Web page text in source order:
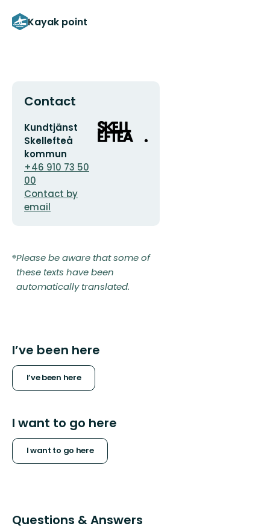
Kayak point
Contact
Email
address
Kundtjänst
Skellefteå
kommun
+46 910 73 50
00
Contact by
email
Organization
logotype
Please be aware that some of
these texts have been
automatically translated.
I’ve been here
I’ve been here
I want to go here
I want to go here
Questions & Answers